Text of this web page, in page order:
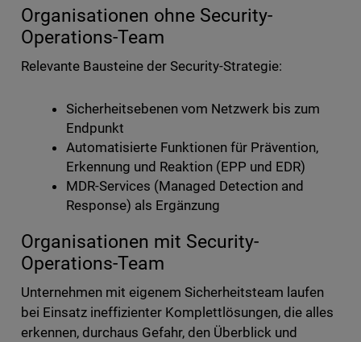
Organisationen ohne Security-
Operations-Team
Relevante Bausteine der Security-Strategie:
Sicherheitsebenen vom Netzwerk bis zum
Endpunkt
Automatisierte Funktionen für Prävention,
Erkennung und Reaktion (EPP und EDR)
MDR-Services (Managed Detection and
Response) als Ergänzung
Organisationen mit Security-
Operations-Team
Unternehmen mit eigenem Sicherheitsteam laufen
bei Einsatz ineffizienter Komplettlösungen, die alles
erkennen, durchaus Gefahr, den Überblick und